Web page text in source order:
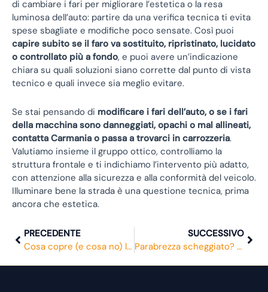
di cambiare i fari per migliorare l’estetica o la resa
luminosa dell’auto: partire da una verifica tecnica ti evita
spese sbagliate e modifiche poco sensate. Così puoi
capire subito se il faro va sostituito, ripristinato, lucidato
o controllato più a fondo, e puoi avere un’indicazione
chiara su quali soluzioni siano corrette dal punto di vista
tecnico e quali invece sia meglio evitare.
Se stai pensando di modificare i fari dell’auto, o se i fari
della macchina sono danneggiati, opachi o mal allineati,
contatta Carmania o passa a trovarci in carrozzeria.
Valutiamo insieme il gruppo ottico, controlliamo la
struttura frontale e ti indichiamo l’intervento più adatto,
con attenzione alla sicurezza e alla conformità del veicolo.
Illuminare bene la strada è una questione tecnica, prima
ancora che estetica.
Precedente
PRECEDENTE
Cosa copre (e cosa no) la garanzia sui ricambi auto
SUCCESSIVO
Parabrezza scheggiato? Ecco come evitare la sostituzione